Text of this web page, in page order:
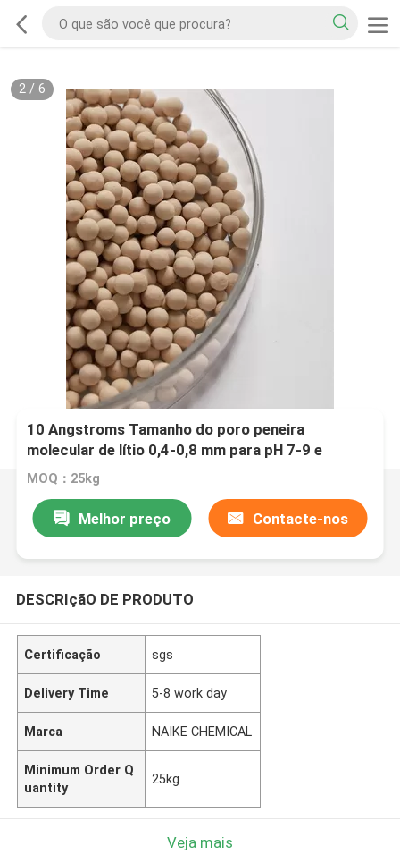
2/ 6
10 Angstroms Tamanho do poro peneira
molecular de lítio 0,4-0,8 mm para pH 7-9 e
MOQ：25kg
Melhor preço Contacte-nos
DESCRIçãO DE PRODUTO
Certificação sgs
Delivery Time 5-8 work day
Marca NAIKE CHEMICAL
Minimum Order Q
uantity
25kg
Veja mais